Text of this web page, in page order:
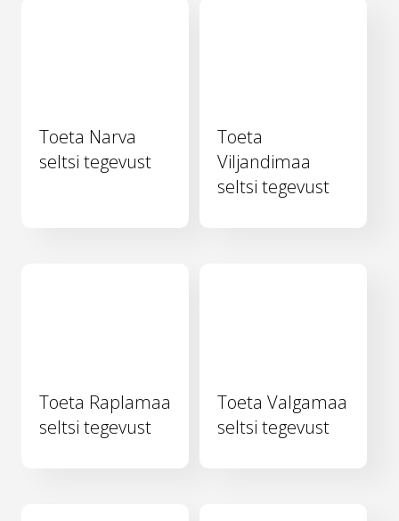
Toeta Narva
seltsi tegevust
Toeta
Viljandimaa
seltsi tegevust
Toeta Raplamaa
seltsi tegevust
Toeta Valgamaa
seltsi tegevust